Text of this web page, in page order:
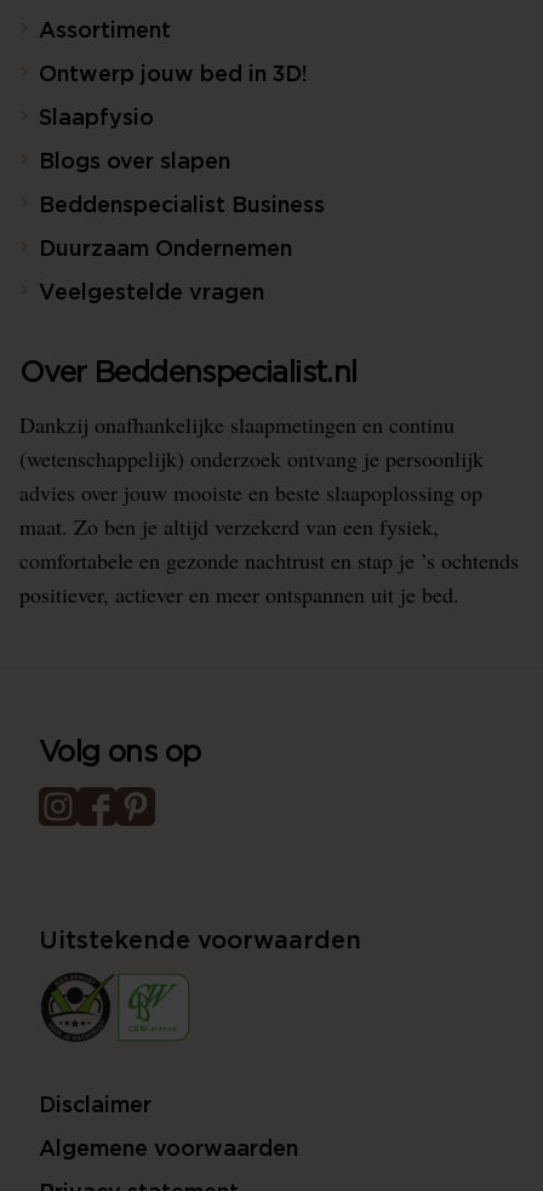
Assortiment
Ontwerp jouw bed in 3D!
Slaapfysio
Blogs over slapen
Beddenspecialist Business
Duurzaam Ondernemen
Veelgestelde vragen
Over Beddenspecialist.nl
Dankzij onafhankelijke slaapmetingen en continu
(wetenschappelijk) onderzoek ontvang je persoonlijk
advies over jouw mooiste en beste slaapoplossing op
maat. Zo ben je altijd verzekerd van een fysiek,
comfortabele en gezonde nachtrust en stap je ’s ochtends
positiever, actiever en meer ontspannen uit je bed.
Volg ons op
Uitstekende voorwaarden
Disclaimer
Algemene voorwaarden